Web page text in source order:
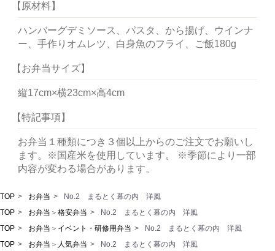
【原材料】
ハンバーグデミソース、パスタ、から揚げ、ウインナ
ー、手作りオムレツ、白身魚のフライ、ご飯180g
【お弁当サイズ】
縦17cm×横23cm×高4cm
【特記事項】
お弁当１種類につき３個以上からのご注文でお願いし
ます。※国産米を使用しています。
※季節により一部
内容が変わる場合があります。
TOP お弁当
No.2 まるとく幕の内 洋風
TOP
お弁当 ＞ 格安弁当
No.2 まるとく幕の内 洋風
TOP
お弁当 ＞ イベント・研修用弁当
No.2 まるとく幕の内 洋風
TOP
お弁当 ＞ 人気弁当 No.2 まるとく幕の内 洋風